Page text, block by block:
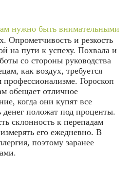
нужно быть внимательными
Опрометчивость и резкость
на пути к успеху. Похвала и
со стороны руководства
как воздух, требуется
профессионализме. Гороскоп
обещает отличное
когда они купят все
денег положат под проценты.
склонность к перепадам
его ежедневно. В
поэтому заранее